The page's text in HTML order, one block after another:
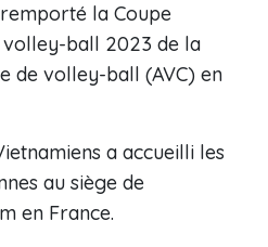
la Coupe
ball 2023 de la
de volley-ball (AVC) en
a accueilli les
au siège de
en France.